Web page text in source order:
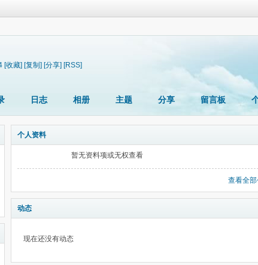
[收藏] [复制] [分享] [RSS]
日志 相册 主题 分享 留言板
个人资料
暂无资料项或无权查看
查看全
动态
现在还没有动态